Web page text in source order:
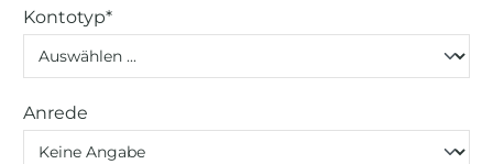
Persönliche Informationen
Kontotyp*
Anrede